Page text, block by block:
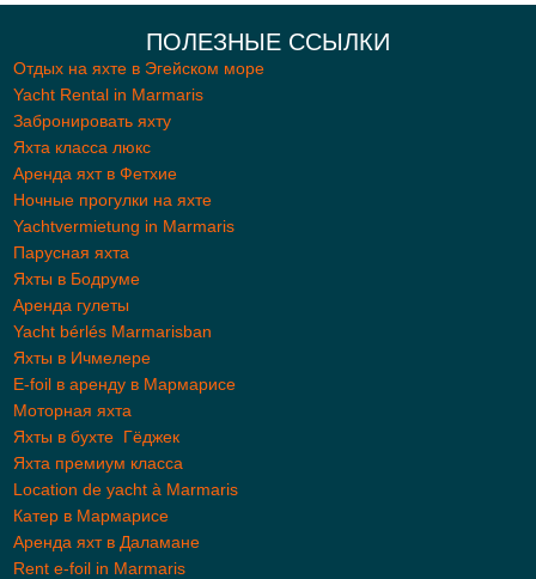
ПОЛЕЗНЫЕ ССЫЛКИ
Отдых на яхте в Эгейском море
Yacht Rental in Marmaris
Забронировать яхту
Яхта класса люкс
Aренда яхт в Фетхие
Ночные прогулки на яхте
Yachtvermietung in Marmaris
Парусная яхта
Яхты в Бодруме
Аренда гулеты
Yacht bérlés Marmarisban
Яхты в Ичмелере
E-foil в аренду в Мармарисе
Моторная яхта
Яхты в бухте Гёджек
Яхта премиум класса
Location de yacht à Marmaris
Катер в Мармарисе
Аренда яхт в Даламане
Rent e-foil in Marmaris